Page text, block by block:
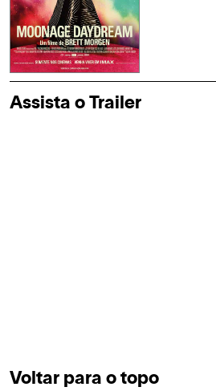
Assista o Trailer
Voltar para o topo